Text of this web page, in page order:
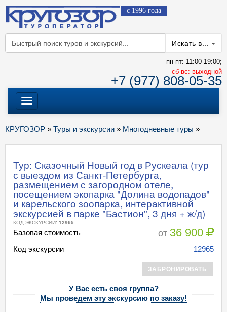
с 1996 года
Искать в...
пн-пт: 11:00-19:00;
cб-вс: выходной
+7 (977) 808-05-35
Меню
КРУГОЗОР » Туры и экскурсии » Многодневные туры »
Тур: Сказочный Новый год в Рускеала (тур
с выездом из Санкт-Петербурга,
размещением с загородном отеле,
посещением экопарка "Долина водопадов"
и карельского зоопарка, интерактивной
экскурсией в парке "Бастион", 3 дня + ж/д)
КОД ЭКСКУРСИИ: 12965
Базовая стоимость от 36 900
Код экскурсии 12965
ЗАБРОНИРОВАТЬ
У Вас есть своя группа?
Мы проведем эту экскурсию по заказу!